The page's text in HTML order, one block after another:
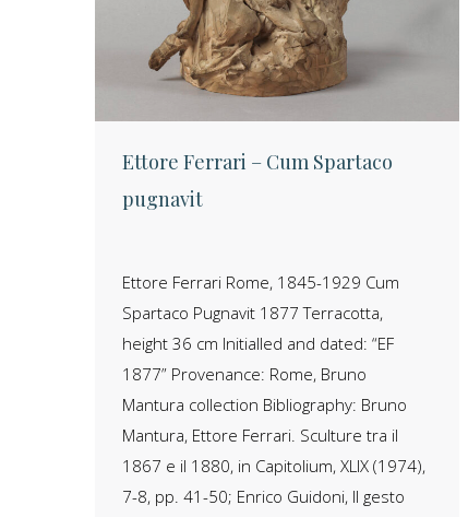
Ettore Ferrari – Cum Spartaco
pugnavit
Ettore Ferrari Rome, 1845-1929 Cum
Spartaco Pugnavit 1877 Terracotta,
height 36 cm Initialled and dated: “EF
1877” Provenance: Rome, Bruno
Mantura collection Bibliography: Bruno
Mantura, Ettore Ferrari. Sculture tra il
1867 e il 1880, in Capitolium, XLIX (1974),
7-8, pp. 41-50; Enrico Guidoni, Il gesto